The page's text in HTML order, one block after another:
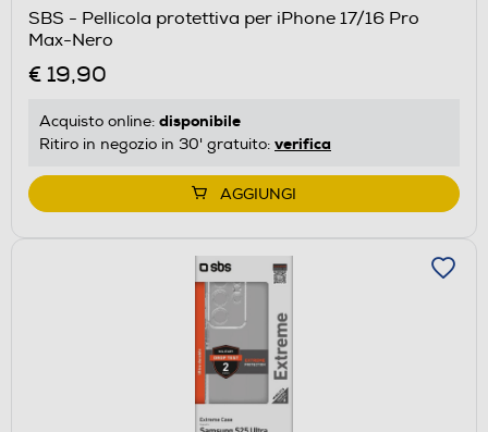
SBS - Pellicola protettiva per iPhone 17/16 Pro
Max-Nero
€ 19,90
Acquisto online: disponibile
Ritiro in negozio in 30' gratuito: verifica
AGGIUNGI